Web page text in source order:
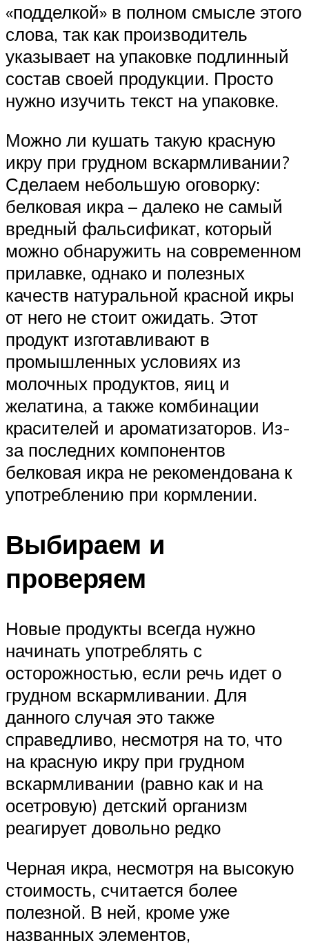
«подделкой» в полном смысле этого
слова, так как производитель
указывает на упаковке подлинный
состав своей продукции. Просто
нужно изучить текст на упаковке.
Можно ли кушать такую красную
икру при грудном вскармливании?
Сделаем небольшую оговорку:
белковая икра – далеко не самый
вредный фальсификат, который
можно обнаружить на современном
прилавке, однако и полезных
качеств натуральной красной икры
от него не стоит ожидать. Этот
продукт изготавливают в
промышленных условиях из
молочных продуктов, яиц и
желатина, а также комбинации
красителей и ароматизаторов. Из-
за последних компонентов
белковая икра не рекомендована к
употреблению при кормлении.
Выбираем и
проверяем
Новые продукты всегда нужно
начинать употреблять с
осторожностью, если речь идет о
грудном вскармливании. Для
данного случая это также
справедливо, несмотря на то, что
на красную икру при грудном
вскармливании (равно как и на
осетровую) детский организм
реагирует довольно редко
Черная икра, несмотря на высокую
стоимость, считается более
полезной. В ней, кроме уже
названных элементов,